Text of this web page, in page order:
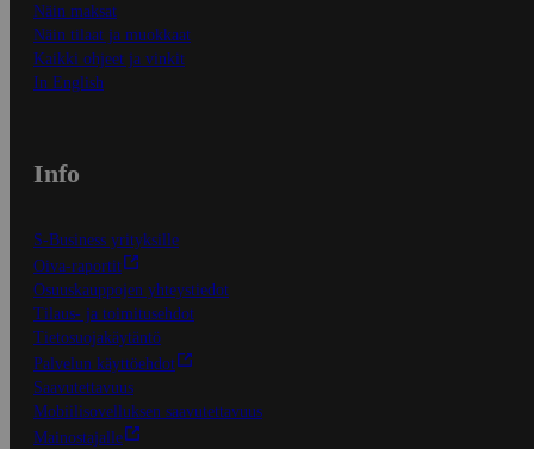
Näin maksat
Näin tilaat ja muokkaat
Kaikki ohjeet ja vinkit
In English
Info
S-Business yrityksille
Oiva-raportit
Osuuskauppojen yhteystiedot
Tilaus- ja toimitusehdot
Tietosuojakäytäntö
Palvelun käyttöehdot
Saavutettavuus
Mobiilisovelluksen saavutettavuus
Mainostajalle